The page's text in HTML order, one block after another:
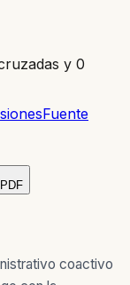
y 0
Fuente
coactivo